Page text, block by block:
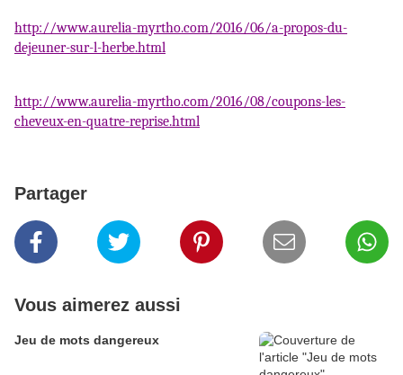
http://www.aurelia-myrtho.com/2016/06/a-propos-du-
dejeuner-sur-l-herbe.html
http://www.aurelia-myrtho.com/2016/08/coupons-les-
cheveux-en-quatre-reprise.html
Partager
Vous aimerez aussi
Jeu de mots dangereux